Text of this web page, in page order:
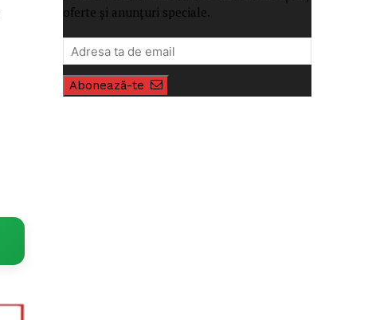
oferte și anunțuri speciale.
Abonează-te